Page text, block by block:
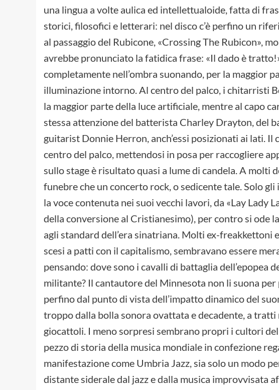
una lingua a volte aulica ed intellettualoide, fatta di
storici, filosofici e letterari: nel disco c’è perfino un
al passaggio del Rubicone, «Crossing The Rubicon»,
avrebbe pronunciato la fatidica frase: «Il dado è
completamente nell’ombra suonando, per la maggior
illuminazione intorno. Al centro del palco, i chitarristi
la maggior parte della luce artificiale, mentre al capo
stessa attenzione del batterista Charley Drayton, del
guitarist Donnie Herron, anch’essi posizionati ai lati.
centro del palco, mettendosi in posa per raccogliere
sullo stage è risultato quasi a lume di candela. A molti
funebre che un concerto rock, o sedicente tale. Solo
la voce contenuta nei suoi vecchi lavori, da «Lay Lady
della conversione al Cristianesimo), per contro si ode
agli standard dell’era sinatriana. Molti ex-
scesi a patti con il capitalismo, sembravano essere
pensando: dove sono i cavalli di battaglia dell’epopea
militante? Il cantautore del Minnesota non li suona per
perfino dal punto di vista dell’impatto dinamico del
troppo dalla bolla sonora ovattata e decadente, a tratti
giocattoli. I meno sorpresi sembrano propri i cultori
pezzo di storia della musica mondiale in confezione
manifestazione come Umbria Jazz, sia solo un modo
distante siderale dal jazz e dalla musica improvvisata